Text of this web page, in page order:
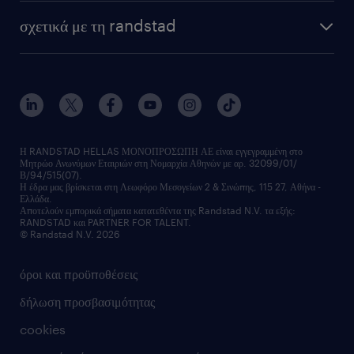
webinars
εκπαίδευση εργαζομένων
υπηρεσίες inhouse
υπηρεσίες redeployment
workforce insights
επικοινώνησε μαζί μας
employer brand
σχετικά με τη randstad
τα γραφεία μας
δελτία τύπου
οικονομικά στοιχεία
επικοινώνησε μαζί μας
όροι και προϋποθέσεις
δήλωση προσβασιμότητας
cookies
Η RANDSTAD HELLAS ΜΟΝΟΠΡΟΣΩΠΗ ΑΕ είναι εγγεγραμμένη στο
Μητρώο Ανωνύμων Εταιριών στη Νομαρχία Αθηνών με αρ. 32099/01/
Β/94/515(07).
Η έδρα μας βρίσκεται στη Λεωφόρο Μεσογείων 2 & Σινώπης, 115 27, Αθήνα -
Ελλάδα.
Αποτελούν εμπορικά σήματα κατατεθέντα της Randstad N.V. τα εξής:
RANDSTAD και PARTNER FOR TALENT.
© Randstad N.V. 2026